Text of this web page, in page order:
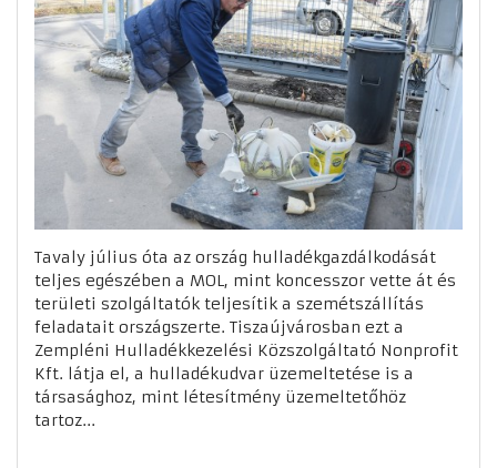
Tavaly július óta az ország hulladékgazdálkodását
teljes egészében a MOL, mint koncesszor vette át és
területi szolgáltatók teljesítik a szemétszállítás
feladatait országszerte. Tiszaújvárosban ezt a
Zempléni Hulladékkezelési Közszolgáltató Nonprofit
Kft. látja el, a hulladékudvar üzemeltetése is a
társasághoz, mint létesítmény üzemeltetőhöz
tartoz...